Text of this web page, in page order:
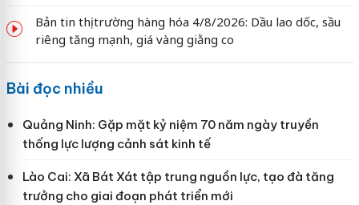
Bản tin thị trường hàng hóa 4/8/2026: Dầu lao dốc, sầu
riêng tăng mạnh, giá vàng giằng co
Bài đọc nhiều
Quảng Ninh: Gặp mặt kỷ niệm 70 năm ngày truyền
thống lực lượng cảnh sát kinh tế
Lào Cai: Xã Bát Xát tập trung nguồn lực, tạo đà tăng
trưởng cho giai đoạn phát triển mới